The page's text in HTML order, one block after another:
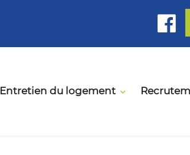
Entretien du logement